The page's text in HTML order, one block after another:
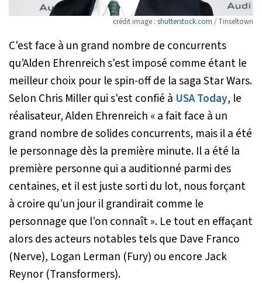
crédit image : shutterstock.com / Tinseltown
C'est face à un grand nombre de concurrents
qu’Alden Ehrenreich s'est imposé comme étant le
meilleur choix pour le spin-off de la saga Star Wars.
Selon Chris Miller qui s'est confié à USA Today, le
réalisateur, Alden Ehrenreich « a fait face à un
grand nombre de solides concurrents, mais il a été
le personnage dès la première minute. Il a été la
première personne qui a auditionné parmi des
centaines, et il est juste sorti du lot, nous forçant
à croire qu’un jour il grandirait comme le
personnage que l’on connaît». Le tout en effaçant
alors des acteurs notables tels que Dave Franco
(Nerve), Logan Lerman (Fury) ou encore Jack
Reynor (Transformers).